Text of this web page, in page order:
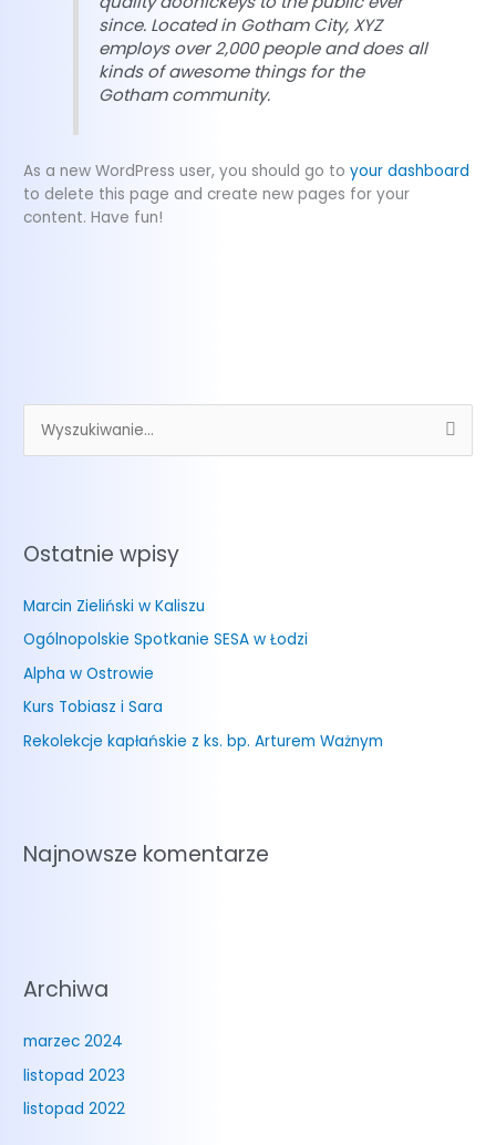
since. Located in Gotham City, XYZ
employs over 2,000 people and does all
kinds of awesome things for the
Gotham community.
As a new WordPress user, you should go toyour dashboard
to delete this page and create new pages for your
content. Have fun!
z
a
d
l
a
:
Ostatnie wpisy
Marcin Zieliński w Kaliszu
Ogólnopolskie Spotkanie SESA w Łodzi
Alpha w Ostrowie
Kurs Tobiasz i Sara
Rekolekcje kapłańskie z ks. bp. Arturem Ważnym
Najnowsze komentarze
Archiwa
marzec 2024
listopad 2023
listopad 2022